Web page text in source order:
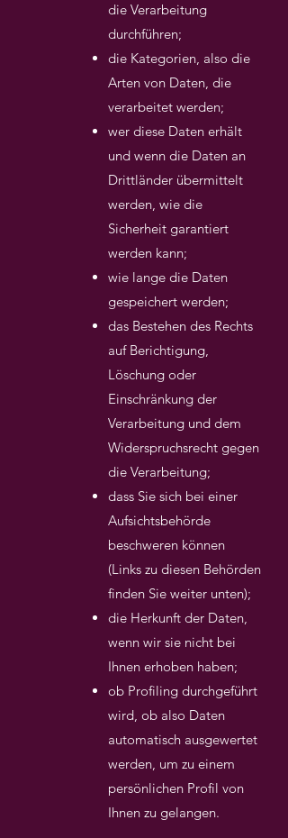
die Verarbeitung
durchführen;
die Kategorien, also die
Arten von Daten, die
verarbeitet werden;
wer diese Daten erhält
und wenn die Daten an
Drittländer übermittelt
werden, wie die
Sicherheit garantiert
werden kann;
wie lange die Daten
gespeichert werden;
das Bestehen des Rechts
auf Berichtigung,
Löschung oder
Einschränkung der
Verarbeitung und dem
Widerspruchsrecht gegen
die Verarbeitung;
dass Sie sich bei einer
Aufsichtsbehörde
beschweren können
(Links zu diesen Behörden
finden Sie weiter unten);
die Herkunft der Daten,
wenn wir sie nicht bei
Ihnen erhoben haben;
ob Profiling durchgeführt
wird, ob also Daten
automatisch ausgewertet
werden, um zu einem
persönlichen Profil von
Ihnen zu gelangen.